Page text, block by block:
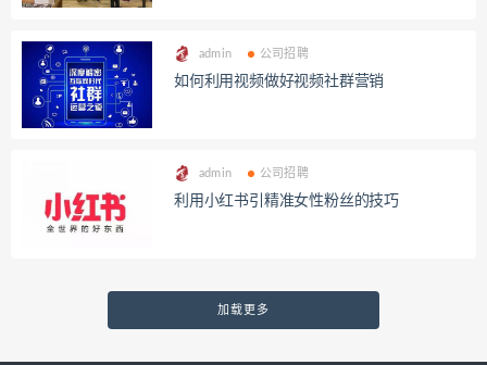
admin 公司招聘
如何利用视频做好视频社群营销
admin 公司招聘
利用小红书引精准女性粉丝的技巧
加载更多